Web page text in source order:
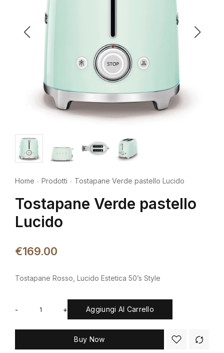
Home Prodotti Tostapane Verde pastello Lucido
Tostapane Verde pastello
Lucido
€169.00
Tostapane Rosso, Lucido Estetica 50’s Style
- + Aggiungi Al Carrello
Buy Now